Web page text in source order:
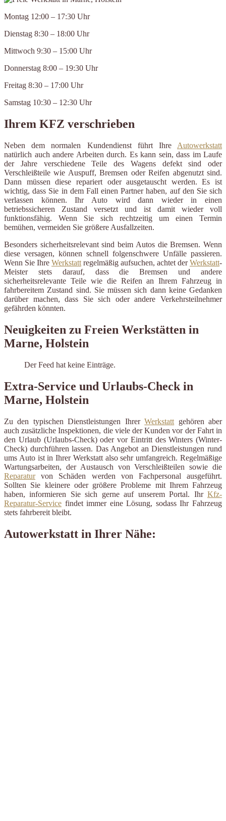
Montag 12:00 – 17:30 Uhr
Dienstag 8:30 – 18:00 Uhr
Mittwoch 9:30 – 15:00 Uhr
Donnerstag 8:00 – 19:30 Uhr
Freitag 8:30 – 17:00 Uhr
Samstag 10:30 – 12:30 Uhr
Ihrem KFZ verschrieben
Neben dem normalen Kundendienst führt Ihre Autowerkstatt
natürlich auch andere Arbeiten durch. Es kann sein, dass im Laufe
der Jahre verschiedene Teile des Wagens defekt sind oder
Verschleißteile wie Auspuff, Bremsen oder Reifen abgenutzt sind.
Dann müssen diese repariert oder ausgetauscht werden. Es ist
wichtig, dass Sie in dem Fall einen Partner haben, auf den Sie sich
verlassen können. Ihr Auto wird dann wieder in einen
betriebssicheren Zustand versetzt und ist damit wieder voll
funktionsfähig. Wenn Sie sich rechtzeitig um einen Termin
bemühen, vermeiden Sie größere Ausfallzeiten.
Besonders sicherheitsrelevant sind beim Autos die Bremsen. Wenn
diese versagen, können schnell folgenschwere Unfälle passieren.
Wenn Sie Ihre Werkstatt regelmäßig aufsuchen, achtet derWerkstatt-
Meister stets darauf, dass die Bremsen und andere
sicherheitsrelevante Teile wie die Reifen an Ihrem Fahrzeug in
fahrbereitem Zustand sind. Sie müssen sich dann keine Gedanken
darüber machen, dass Sie sich oder andere Verkehrsteilnehmer
gefährden könnten.
Neuigkeiten zu Freien Werkstätten in
Marne, Holstein
Der Feed hat keine Einträge.
Extra-Service und Urlaubs-Check in
Marne, Holstein
Zu den typischen Dienstleistungen IhrerWerkstatt gehören aber
auch zusätzliche Inspektionen, die viele der Kunden vor der Fahrt in
den Urlaub (Urlaubs-Check) oder vor Eintritt des Winters (Winter-
Check) durchführen lassen. Das Angebot an Dienstleistungen rund
ums Auto ist in Ihrer Werkstatt also sehr umfangreich. Regelmäßige
Wartungsarbeiten, der Austausch von Verschleißteilen sowie die
Reparaturvon Schäden werden von Fachpersonal ausgeführt.
Sollten Sie kleinere oder größere Probleme mit Ihrem Fahrzeug
haben, informieren Sie sich gerne auf unserem Portal. Ihr Kfz-
Reparatur-Service findet immer eine Lösung, sodass Ihr Fahrzeug
stets fahrbereit bleibt.
Autowerkstatt in Ihrer Nähe: